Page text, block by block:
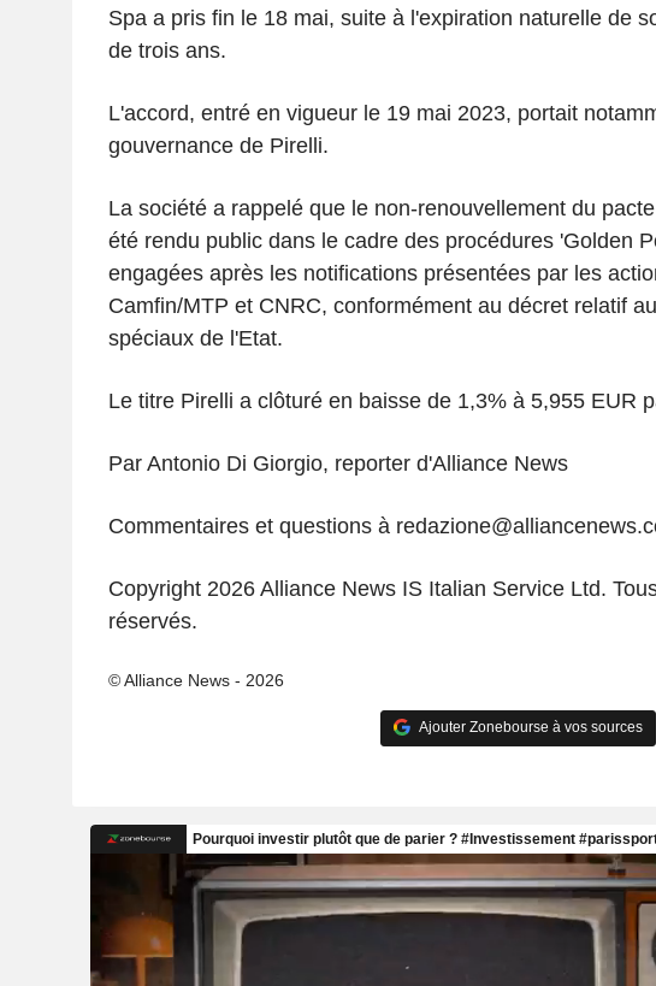
Spa a pris fin le 18 mai, suite à l'expiration naturelle de
de trois ans.
L'accord, entré en vigueur le 19 mai 2023, portait
gouvernance de Pirelli.
La société a rappelé que le non-renouvellement du
été rendu public dans le cadre des procédures 'Golden
engagées après les notifications présentées par les
Camfin/MTP et CNRC, conformément au décret relatif
spéciaux de l'Etat.
Le titre Pirelli a clôturé en baisse de 1,3% à 5,955 EUR
Par Antonio Di Giorgio, reporter d'Alliance News
Commentaires et questions à
Copyright 2026 Alliance News IS Italian Service Ltd.
réservés.
© Alliance News - 2026
Ajouter Zonebourse à vos sources